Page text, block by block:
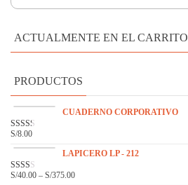
ACTUALMENTE EN EL CARRITO
PRODUCTOS
CUADERNO CORPORATIVO
VAL
EN
2.31
DE 5
S/8.00
LAPICERO LP - 212
VAL
S/40.00 – S/375.00